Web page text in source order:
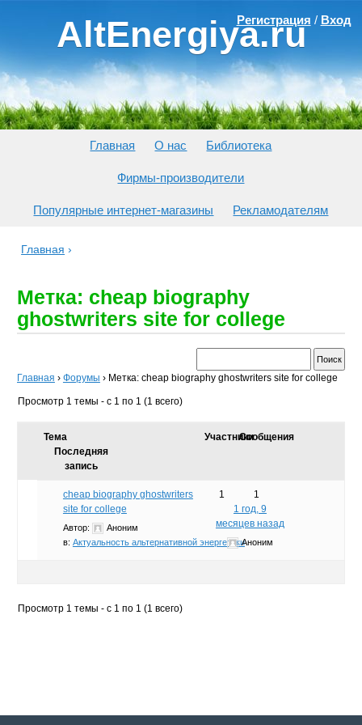
AltEnergiya.ru
Регистрация / Вход
Главная О нас Библиотека
Фирмы-производители
Популярные интернет-магазины Рекламодателям
Главная ›
Метка: cheap biography
ghostwriters site for college
Главная › Форумы › Метка: cheap biography ghostwriters site for college
Просмотр 1 темы - с 1 по 1 (1 всего)
Тема УчастникиСообщения
Последняя
запись
cheap biography ghostwriters
site for college
Автор:
Аноним
в: Актуальность альтернативной энергетики
1
1
1 год, 9
месяцев назад
Аноним
Просмотр 1 темы - с 1 по 1 (1 всего)